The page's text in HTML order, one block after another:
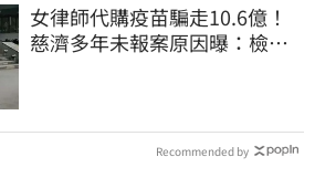
女律師代購疫苗騙走10.6億！
慈濟多年未報案原因曝：檢警
Recommended by